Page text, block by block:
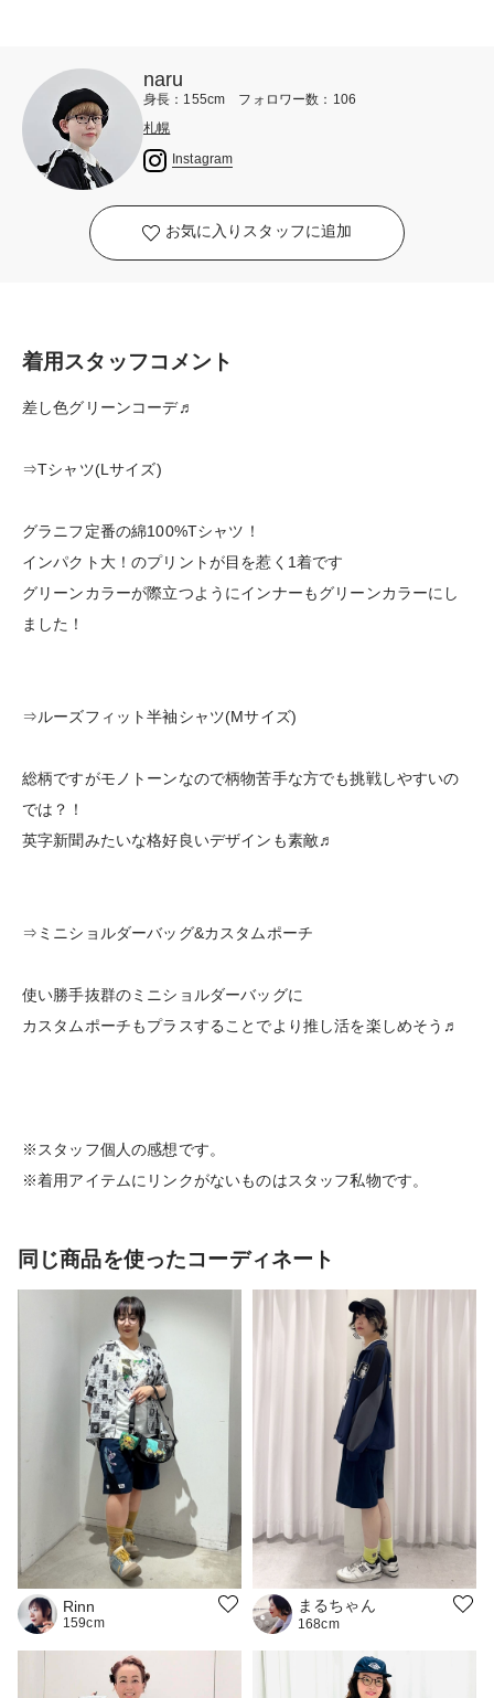
naru
身長：155cm フォロワー数：106
札幌
Instagram
お気に入りスタッフに追加
着用スタッフコメント
差し色グリーンコーデ♬
⇒Tシャツ(Lサイズ)
グラニフ定番の綿100%Tシャツ！
インパクト大！のプリントが目を惹く1着です
グリーンカラーが際立つようにインナーもグリーンカラーにし
ました！
⇒ルーズフィット半袖シャツ(Mサイズ)
総柄ですがモノトーンなので柄物苦手な方でも挑戦しやすいの
では？！
英字新聞みたいな格好良いデザインも素敵♬
⇒ミニショルダーバッグ&カスタムポーチ
使い勝手抜群のミニショルダーバッグに
カスタムポーチもプラスすることでより推し活を楽しめそう♬
※スタッフ個人の感想です。
※着用アイテムにリンクがないものはスタッフ私物です。
同じ商品を使ったコーディネート
Rinn
159cm
まるちゃん
168cm